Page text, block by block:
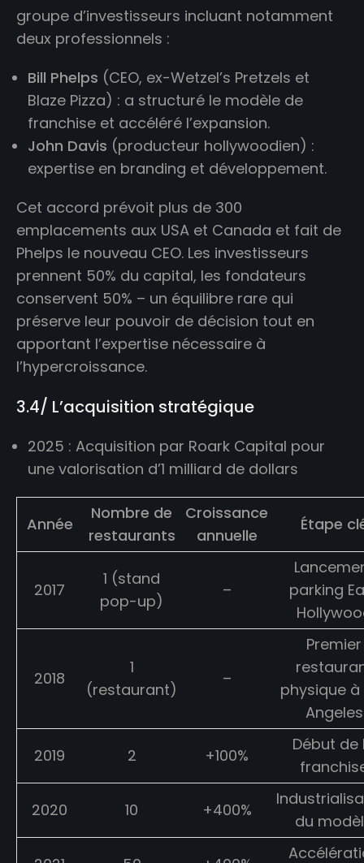
groupe d’investisseurs incluant notamment
deux professionnels :
Bill Phelps (CEO, ex-Wetzel’s Pretzels et
Blaze Pizza) : a structuré le modèle de
franchise et accéléré l’expansion.
John Davis (producteur hollywoodien) :
expertise en branding et développement.
Cet accord prévoit plus de 300
emplacements aux USA et Canada et fait de
Phelps le nouveau CEO. Les investisseurs
prennent 50% du capital, les fondateurs
conservent 50% – un équilibre rare qui
préserve leur pouvoir de décision tout en
apportant l’expertise nécessaire à
l’hypercroissance.
3.4/ L’acquisition stratégique
2025 : Acquisition par Roark Capital pour
une valorisation d’1 milliard de dollars
Année
Nombre de
restaurants
Croissance
annuelle
Étape
2017
1 (stand
pop-up)
–
parking
2018
1
(restaurant)
–
Premier
physique à
Angeles
2019 2 +100%
Début de
2020 10 +400%
du